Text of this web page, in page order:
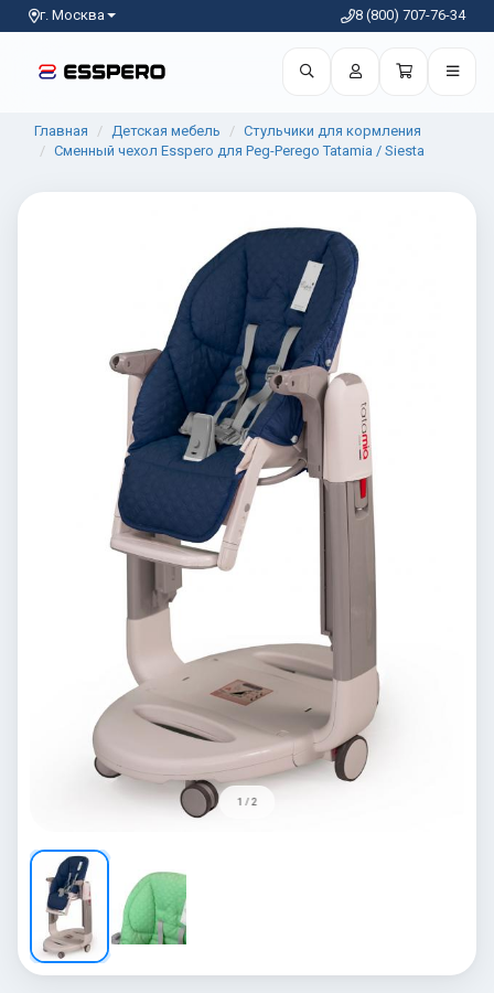
г. Москва 8 (800) 707-76-34
Главная Детская мебель
Стульчики для кормления
Сменный чехол Esspero для Peg-Perego Tatamia / Siesta
1 / 2